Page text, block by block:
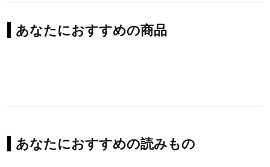
あなたにおすすめの商品
あなたにおすすめの読みもの